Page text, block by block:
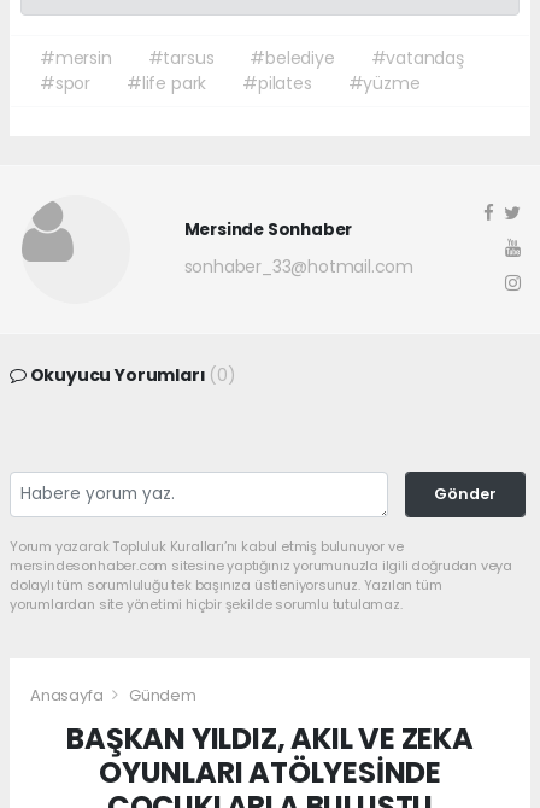
#mersin #tarsus #belediye
#vatandaş
#spor
#life park #pilates #yüzme
Mersinde Sonhaber
sonhaber_33@hotmail.com
Okuyucu Yorumları (0)
Gönder
Yorum yazarak Topluluk Kuralları’nı kabul etmiş bulunuyor ve
mersindesonhaber.com sitesine yaptığınız yorumunuzla ilgili doğrudan veya
dolaylı tüm sorumluluğu tek başınıza üstleniyorsunuz. Yazılan tüm
yorumlardan site yönetimi hiçbir şekilde sorumlu tutulamaz.
Anasayfa Gündem
BAŞKAN YILDIZ, AKIL VE ZEKA
OYUNLARI ATÖLYESİNDE